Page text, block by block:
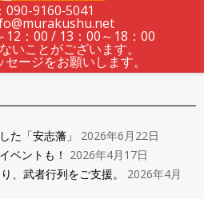
090-9160‐5041
12：00 / 13：00～18：00
いことがございます。
ージをお願いします。
た「安志藩」
2026年6月22日
ベントも！ 2026年4月17日
、武者行列をご支援。
2026年4月